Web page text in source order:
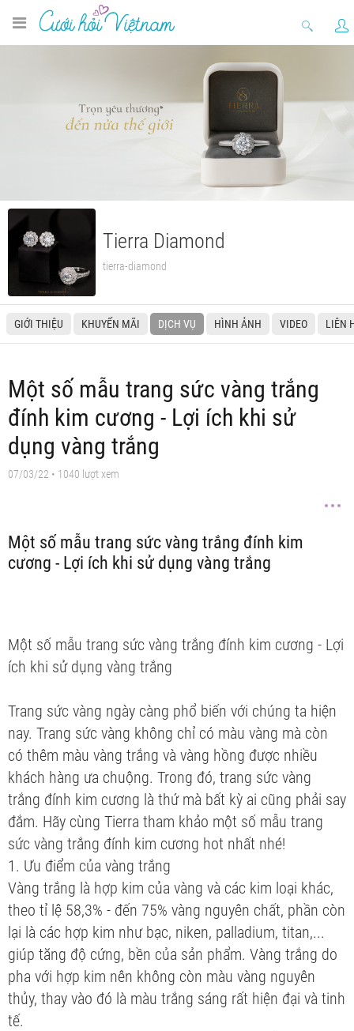
Tierra Diamond
tierra-diamond
GIỚI THIỆU KHUYẾN MÃI DỊCH VỤ HÌNH ẢNH VIDEO LIÊN
Một số mẫu trang sức vàng trắng
đính kim cương - Lợi ích khi sử
dụng vàng trắng
07/03/22 • 1040 lượt xem
Một số mẫu trang sức vàng trắng đính kim
cương - Lợi ích khi sử dụng vàng trắng
Một số mẫu trang sức vàng trắng đính kim cương - Lợi
ích khi sử dụng vàng trắng
Trang sức vàng ngày càng phổ biến với chúng ta hiện
nay. Trang sức vàng không chỉ có màu vàng mà còn
có thêm màu vàng trắng và vàng hồng được nhiều
khách hàng ưa chuộng. Trong đó, trang sức vàng
trắng đính kim cương là thứ mà bất kỳ ai cũng phải say
đắm. Hãy cùng Tierra tham khảo một số mẫu trang
sức vàng trắng đính kim cương hot nhất nhé!
1. Ưu điểm của vàng trắng
Vàng trắng là hợp kim của vàng và các kim loại khác,
theo tỉ lệ 58,3% - đến 75% vàng nguyên chất, phần còn
lại là các hợp kim như bạc, niken, palladium, titan,...
giúp tăng độ cứng, bền của sản phẩm. Vàng trắng do
pha với hợp kim nên không còn màu vàng nguyên
thủy, thay vào đó là màu trắng sáng rất hiện đại và tinh
tế.